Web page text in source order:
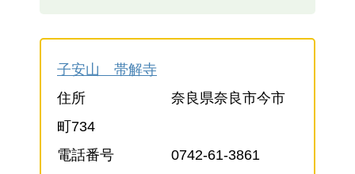
子安山 帯解寺
住所 奈良県奈良市今市
町734
電話番号 0742-61-3861